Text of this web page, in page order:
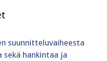
suunnitteluvaiheesta
sekä hankintaa ja